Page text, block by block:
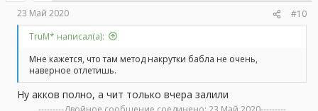
23 Май 2020
#10
TruM* написал(а):
Мне кажется, что там метод накрутки бабла не очень,
наверное отлетишь.
Ну акков полно, а чит только вчера залили